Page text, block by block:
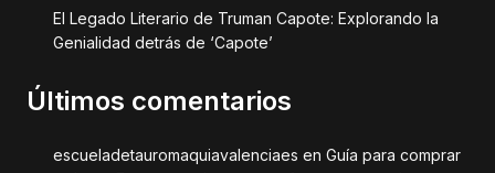
El Legado Literario de Truman Capote: Explorando la
Genialidad detrás de ‘Capote’
Últimos comentarios
escueladetauromaquiavalenciaes en Guía para comprar